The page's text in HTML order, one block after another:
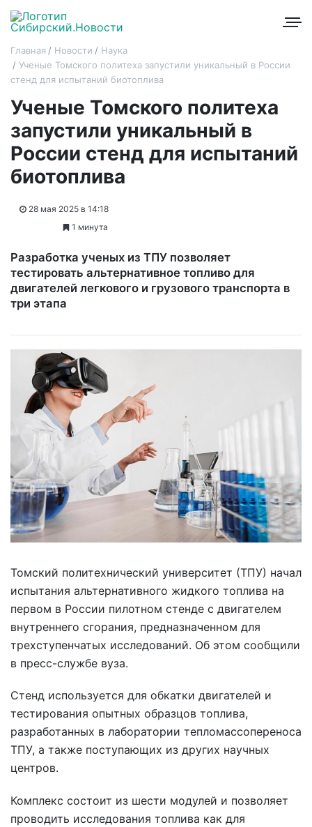
Главная Новости
Наука
Ученые Томского политеха запустили уникальный в России
стенд для испытаний биотоплива
Ученые Томского политеха
запустили уникальный в
России стенд для испытаний
биотоплива
28 мая 2025 в 14:18
1 минута
Разработка ученых из ТПУ позволяет
тестировать альтернативное топливо для
двигателей легкового и грузового транспорта в
три этапа
Томский политехнический университет (ТПУ) начал
испытания альтернативного жидкого топлива на
первом в России пилотном стенде с двигателем
внутреннего сгорания, предназначенном для
трехступенчатых исследований. Об этом сообщили
в пресс-службе вуза.
Стенд используется для обкатки двигателей и
тестирования опытных образцов топлива,
разработанных в лаборатории тепломассопереноса
ТПУ, а также поступающих из других научных
центров.
Комплекс состоит из шести модулей и позволяет
проводить исследования топлива как для